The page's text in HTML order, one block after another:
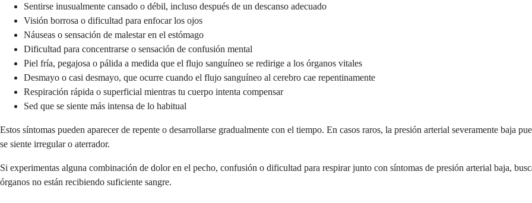
Sentirse inusualmente cansado o débil, incluso después de un descanso adecuado
Visión borrosa o dificultad para enfocar los ojos
Náuseas o sensación de malestar en el estómago
Dificultad para concentrarse o sensación de confusión mental
Piel fría, pegajosa o pálida a medida que el flujo sanguíneo se redirige a los órganos vitales
Desmayo o casi desmayo, que ocurre cuando el flujo sanguíneo al cerebro cae repentinamente
Respiración rápida o superficial mientras tu cuerpo intenta compensar
Sed que se siente más intensa de lo habitual
Estos síntomas pueden aparecer de repente o desarrollarse gradualmente con el tiempo. En casos raros, la presión arterial severamente baja
se siente irregular o aterrador.
Si experimentas alguna combinación de dolor en el pecho, confusión o dificultad para respirar junto con síntomas de presión arterial baja,
órganos no están recibiendo suficiente sangre.